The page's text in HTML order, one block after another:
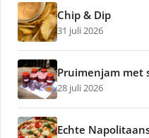
Chip & Dip
31 juli 2026
Pruimenjam met
28 juli 2026
Echte